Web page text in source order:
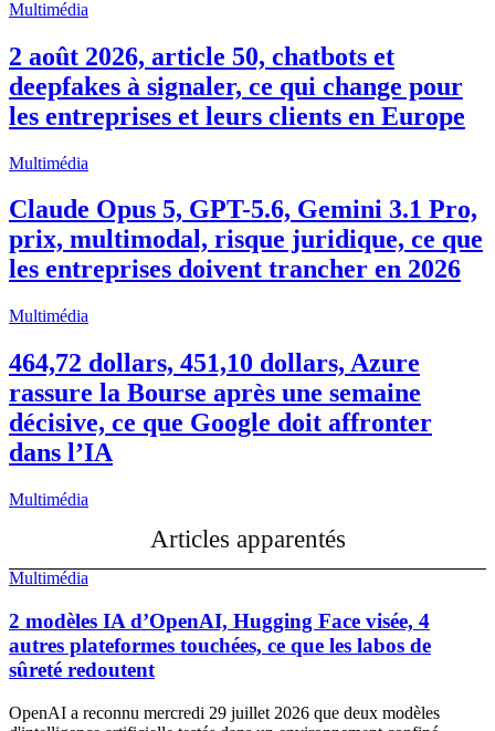
Multimédia
2 août 2026, article 50, chatbots et
deepfakes à signaler, ce qui change pour
les entreprises et leurs clients en Europe
Multimédia
Claude Opus 5, GPT-5.6, Gemini 3.1 Pro,
prix, multimodal, risque juridique, ce que
les entreprises doivent trancher en 2026
Multimédia
464,72 dollars, 451,10 dollars, Azure
rassure la Bourse après une semaine
décisive, ce que Google doit affronter
dans l’IA
Multimédia
Articles apparentés
Multimédia
2 modèles IA d’OpenAI, Hugging Face visée, 4
autres plateformes touchées, ce que les labos de
sûreté redoutent
OpenAI a reconnu mercredi 29 juillet 2026 que deux modèles